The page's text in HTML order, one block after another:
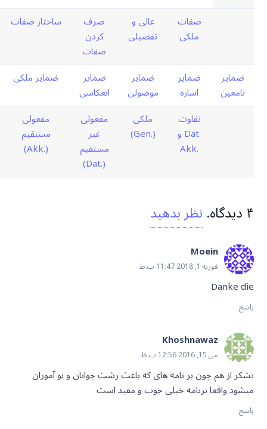
صفات
ملکی
عالی و
تفضیلی
صرف
کردن
صفات
ساختار صفات
ضمایر
نامعین
ضمایر
اشاره
ضمایر
موصولی
ضمایر
انعکاسی
ضمایر ملکی
تفاوت
.Dat و
.Akk
ملکی
(.Gen)
مفعولی
غیر
مستقیم
(.Dat)
مفعولی
مستقیم
(.Akk)
۴دیدگاه.نظر بدهید
Moein
فوریه 1, 2018 11:47 ب.ظ
Danke die
پاسخ
Khoshnawaz
می 15, 2016 12:56 ب.ظ
تشکر از هم چون بر نامه های که باعث رشت جوانان و نو آموزان
میشود واقعا برنامه خیلی خوب و مفید است
پاسخ